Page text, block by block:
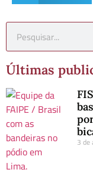
Últimas
3